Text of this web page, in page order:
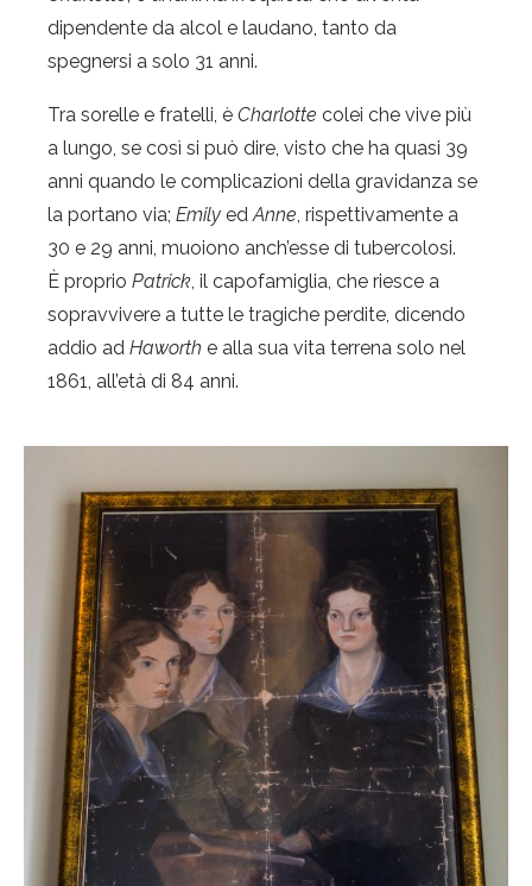
dipendente da alcol e laudano, tanto da
spegnersi a solo 31 anni.
Tra sorelle e fratelli, è Charlotte colei che vive più
a lungo, se così si può dire, visto che ha quasi 39
anni quando le complicazioni della gravidanza se
la portano via; Emily edAnne, rispettivamente a
30 e 29 anni, muoiono anch’esse di tubercolosi.
È proprio Patrick, il capofamiglia, che riesce a
sopravvivere a tutte le tragiche perdite, dicendo
addio ad Haworth e alla sua vita terrena solo nel
1861, all’età di 84 anni.